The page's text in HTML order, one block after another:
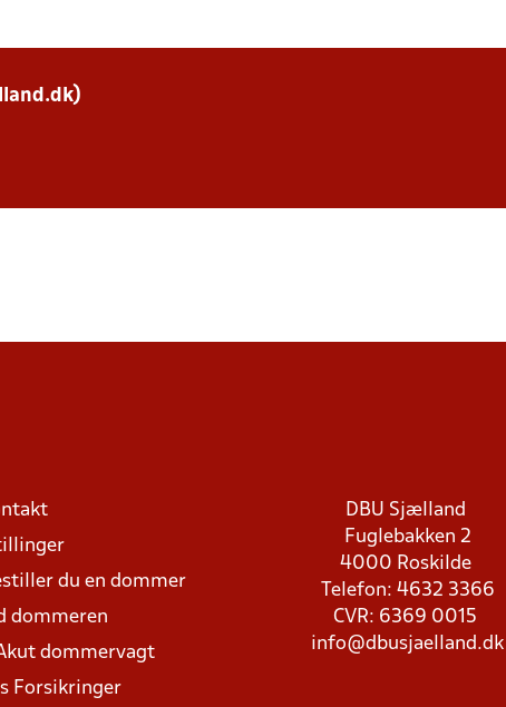
du en dommer
dommeren
dommervagt
Forsikringer
DBU Sjælland
Fuglebakken 2
4000 Roskilde
Telefon: 4632 3366
CVR: 6369 0015
info@dbusjaelland.dk